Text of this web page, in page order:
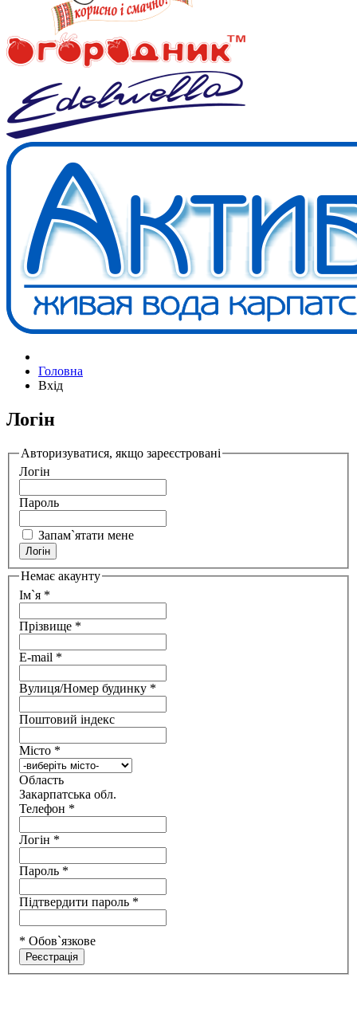
Головна
Вхід
Логін
Авторизуватися, якщо зареєстровані
Логін
Пароль
Запам`ятати мене
Немає акаунту
Ім`я *
Прізвище *
E-mail *
Вулиця/Номер будинку *
Поштовий індекс
Місто *
Область
Закарпатська обл.
Телефон *
Логін *
Пароль *
Підтвердити пароль *
* Обов`язкове